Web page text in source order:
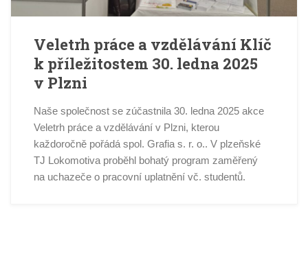
Veletrh práce a vzdělávání Klíč
k příležitostem 30. ledna 2025
v Plzni
Naše společnost se zúčastnila 30. ledna 2025 akce
Veletrh práce a vzdělávání v Plzni, kterou
každoročně pořádá spol. Grafia s. r. o.. V plzeňské
TJ Lokomotiva proběhl bohatý program zaměřený
na uchazeče o pracovní uplatnění vč. studentů.